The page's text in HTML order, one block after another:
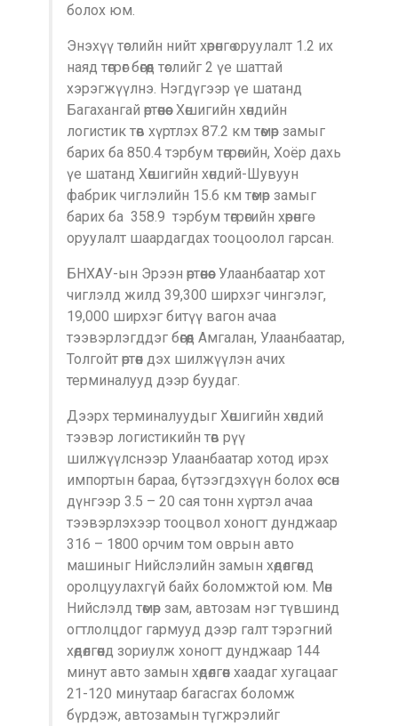
болох юм.
Энэхүү төслийн нийт хөрөнгө оруулалт 1.2 их
наяд төгрөг бөгөөд төслийг 2 үе шаттай
хэрэгжүүлнэ. Нэгдүгээр үе шатанд
Багахангай өртөөнөөс Хөшигийн хөндийн
логистик төв хүртлэх 87.2 км төмөр замыг
барих ба 850.4 тэрбум төгрөгийн, Хоёр дахь
үе шатанд Хөшигийн хөндий-Шувуун
фабрик чиглэлийн 15.6 км төмөр замыг
барих ба 358.9 тэрбум төгрөгийн хөрөнгө
оруулалт шаардагдах тооцоолол гарсан.
БНХАУ-ын Эрээн өртөөнөөс Улаанбаатар хот
чиглэлд жилд 39,300 ширхэг чингэлэг,
19,000 ширхэг битүү вагон ачаа
тээвэрлэгддэг бөгөөд Амгалан, Улаанбаатар,
Толгойт өртөөн дэх шилжүүлэн ачих
терминалууд дээр буудаг.
Дээрх терминалуудыг Хөшигийн хөндий
тээвэр логистикийн төв рүү
шилжүүлснээр Улаанбаатар хотод ирэх
импортын бараа, бүтээгдэхүүн болох өссөн
дүнгээр 3.5 – 20 сая тонн хүртэл ачаа
тээвэрлэхээр тооцвол хоногт дунджаар
316 – 1800 орчим том оврын авто
машиныг Нийслэлийн замын хөдөлгөөнд
оролцуулахгүй байх боломжтой юм. Мөн
Нийслэлд төмөр зам, автозам нэг түвшинд
огтлолцдог гармууд дээр галт тэрэгний
хөдөлгөөнд зориулж хоногт дунджаар 144
минут авто замын хөдөлгөөн хаадаг хугацааг
21-120 минутаар багасгах боломж
бүрдэж, автозамын түгжрэлийг